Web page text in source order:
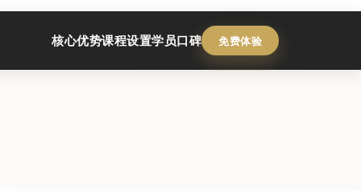
核心优势课程设置学员口碑 免费体验